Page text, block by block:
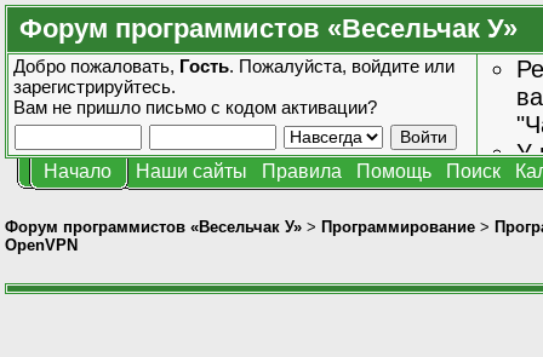
Форум программистов «Весельчак У»
Добро пожаловать, Гость. Пожалуйста, войдите или
зарегистрируйтесь.
Вам не пришло письмо с кодом активации?
У
Начало Наши сайты Правила Помощь Поиск
Форум программистов «Весельчак У» > Программирование >
OpenVPN